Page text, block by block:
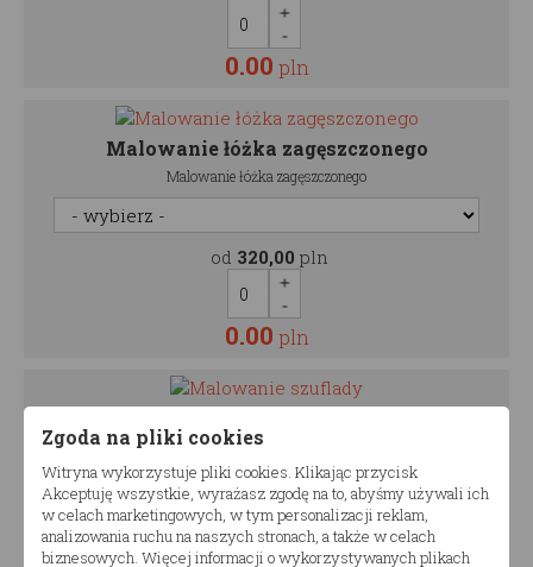
0.00 pln
Malowanie łóżka zagęszczonego
Malowanie łóżka zagęszczonego
od 320,00 pln
0.00 pln
Malowanie szuflady
od250,00pln
Zgoda na pliki cookies
Witryna wykorzystuje pliki cookies. Klikając przycisk
Akceptuję wszystkie, wyrażasz zgodę na to, abyśmy używali ich
w celach marketingowych, w tym personalizacji reklam,
analizowania ruchu na naszych stronach, a także w celach
biznesowych. Więcej informacji o wykorzystywanych plikach